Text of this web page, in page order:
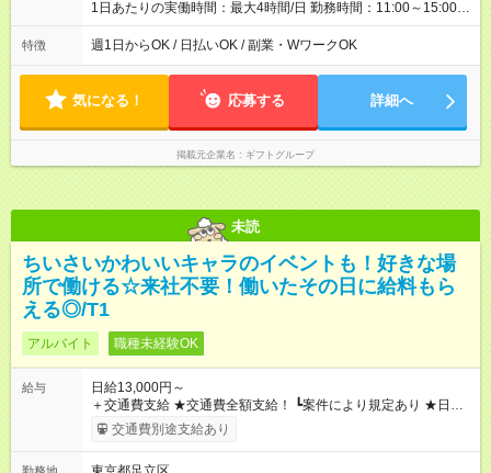
1日あたりの実働時間：最大4時間/日 勤務時間：11:00～15:00
（実働4時間） ★週1日～勤務OK！ ★土日のみ・平日のみも
OK！ ★シフト自己申告制！ ★残業なし！次の予定も立てやすい
特徴 週1日からOK / 日払いOK / 副業・WワークOK
気になる！ 応募する 詳細へ
掲載元企業名 ギフトグループ
未読
ちいさいかわいいキャラのイベントも！好きな場
所で働ける☆来社不要！働いたその日に給料もら
える◎/T1
アルバイト 職種未経験OK
給与
日給13,000円～
＋交通費支給 ★交通費全額支給！ ┗案件により規定あり ★日払
いOK！（規定あり） ┗働いたその日に現金GET♪ お仕事後はコ
ンビニATMから 日払い分を引き落とせます！ 【試用期間】試
交通費別途支給あり